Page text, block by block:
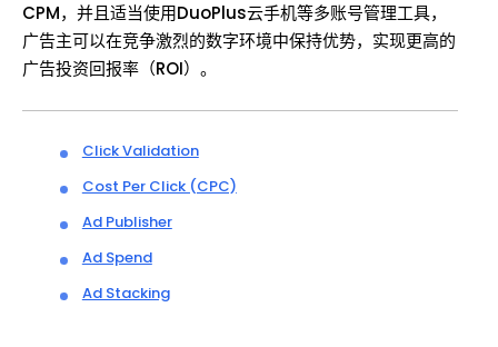
CPM，并且适当使用DuoPlus云手机等多账号管理工具，
广告主可以在竞争激烈的数字环境中保持优势，实现更高的
广告投资回报率（ROI）。
Click Validation
Cost Per Click (CPC)
Ad Publisher
Ad Spend
Ad Stacking